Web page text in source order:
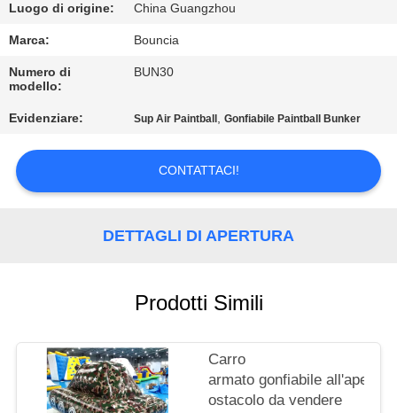
CONTROLLO
DI
QUALITÀ
CONTATTICI
DEL
SITO
Luogo di origine: China Guangzhou
Marca: Bouncia
Numero di
modello:
BUN30
Evidenziare: Sup Air Paintball ,Gonfiabile Paintball Bunker
CONTATTACI!
DETTAGLI DI APERTURA
Prodotti Simili
Carro
armato gonfiabile all'aperto
ostacolo da vendere